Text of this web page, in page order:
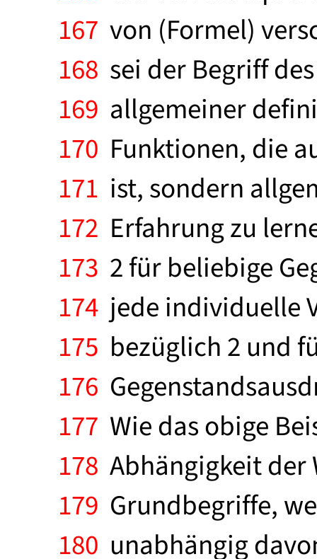
167 von (Formel)
168 sei der Begriff
169 allgemeiner
170 Funktionen, die
171 ist, sondern
172 Erfahrung zu
173 2 für beliebige
174 jede individuelle
175 bezüglich 2 und
176
177 Wie das obige
178 Abhängigkeit der
179 Grundbegriffe,
180 unabhängig